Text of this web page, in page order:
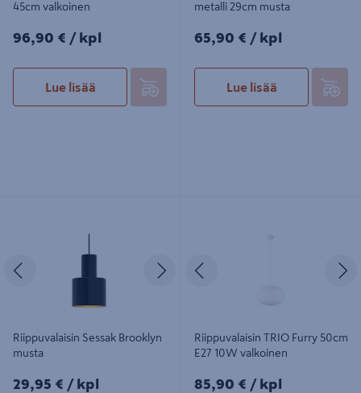
45cm valkoinen
96,90€/kpl
96,90 € / kpl
Lue lisää
metalli 29cm musta
65,90€/kpl
65,90 € / kpl
Lue lisää
Seuraava
Riippuvalaisin Sessak Brooklyn
musta
29,95€/kpl
29,95 € / kpl
Riippuvalaisin TRIO Furry 50cm
E27 10W valkoinen
85,90€/kpl
85,90 € / kpl